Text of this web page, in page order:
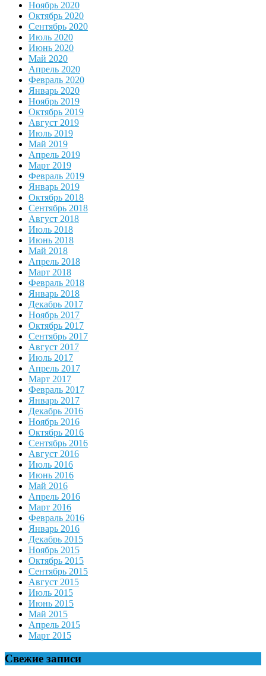
Ноябрь 2020
Октябрь 2020
Сентябрь 2020
Июль 2020
Июнь 2020
Май 2020
Апрель 2020
Февраль 2020
Январь 2020
Ноябрь 2019
Октябрь 2019
Август 2019
Июль 2019
Май 2019
Апрель 2019
Март 2019
Февраль 2019
Январь 2019
Октябрь 2018
Сентябрь 2018
Август 2018
Июль 2018
Июнь 2018
Май 2018
Апрель 2018
Март 2018
Февраль 2018
Январь 2018
Декабрь 2017
Ноябрь 2017
Октябрь 2017
Сентябрь 2017
Август 2017
Июль 2017
Апрель 2017
Март 2017
Февраль 2017
Январь 2017
Декабрь 2016
Ноябрь 2016
Октябрь 2016
Сентябрь 2016
Август 2016
Июль 2016
Июнь 2016
Май 2016
Апрель 2016
Март 2016
Февраль 2016
Январь 2016
Декабрь 2015
Ноябрь 2015
Октябрь 2015
Сентябрь 2015
Август 2015
Июль 2015
Июнь 2015
Май 2015
Апрель 2015
Март 2015
Свежие записи